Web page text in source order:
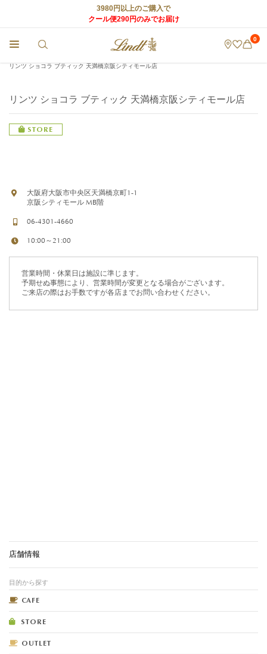
3980円以上のご購入で
クール便290円のみでお届け
0
リンツ ショコラ ブティック 天満橋京阪シティモール店
リンツ ショコラ ブティック 天満橋京阪シティモール店
STORE
大阪府大阪市中央区天満橋京町1-1
京阪シティモール MB階
06-4301-4660
10:00～21:00
営業時間・休業日は施設に準じます。
予期せぬ事態により、営業時間が変更となる場合がございます。
ご来店の際はお手数ですが各店までお問い合わせください。
店舗情報
目的から探す
CAFE
STORE
OUTLET